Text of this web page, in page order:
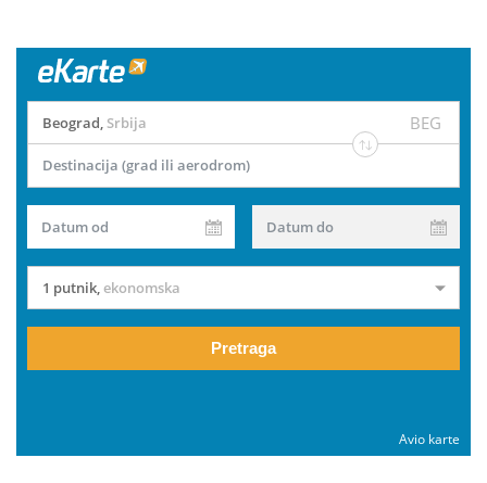
Beograd, Srbija BEG
Destinacija (grad ili aerodrom)
Datum od Datum do
1 putnik,ekonomska
Pretraga
Avio karte